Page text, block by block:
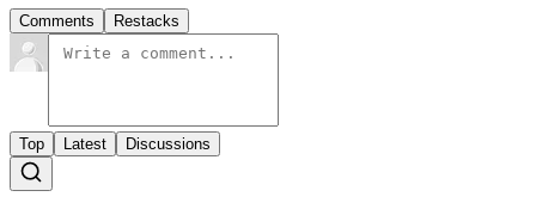
Comments Restacks
Top Latest Discussions